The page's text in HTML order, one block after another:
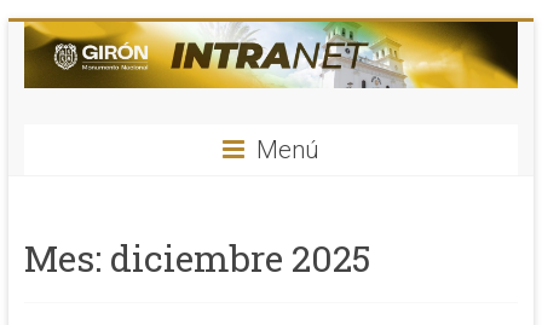
Saltar
INTRANET
–
Menú
Mes: diciembre 2025